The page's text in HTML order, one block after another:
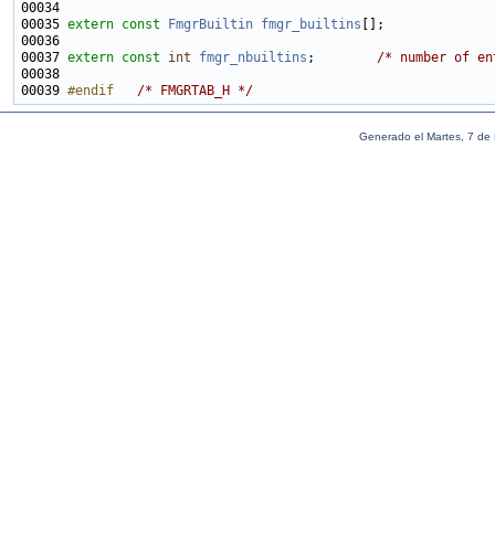
00035 extern const FmgrBuiltin fmgr_builtins
00037 extern const int fmgr_nbuiltins ; /* number of
00039 #endif /* FMGRTAB_H */
Generado el Martes, 7